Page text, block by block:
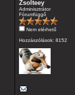
Zsolteey
Adminisztrátor
Fórumfüggő
Nem elérhető
Hozzászólások: 8152